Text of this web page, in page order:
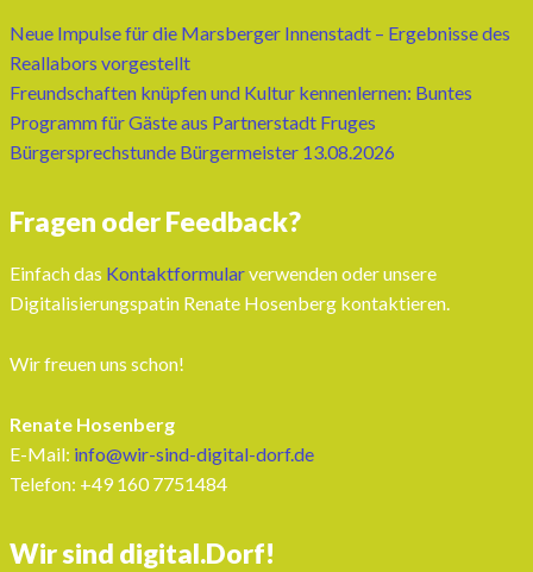
Neue Impulse für die Marsberger Innenstadt – Ergebnisse des
Reallabors vorgestellt
Freundschaften knüpfen und Kultur kennenlernen: Buntes
Programm für Gäste aus Partnerstadt Fruges
Bürgersprechstunde Bürgermeister 13.08.2026
Fragen oder Feedback?
Einfach das Kontaktformularverwenden oder unsere
Digitalisierungspatin Renate Hosenberg kontaktieren.
Wir freuen uns schon!
Renate Hosenberg
E-Mail: info@wir-sind-digital-dorf.de
Telefon: ‭+49 160 7751484‬
Wir sind digital.Dorf!